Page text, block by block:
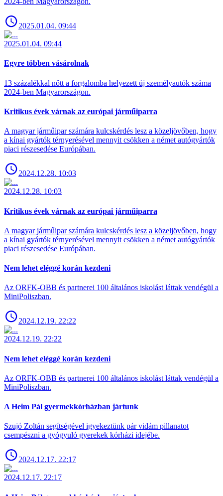
2025.01.04. 09:44
2025.01.04. 09:44
Egyre többen vásárolnak
13 százalékkal nőtt a forgalomba helyezett új személyautók száma
2024-ben Magyarországon.
Kritikus évek várnak az európai járműiparra
A magyar járműipar számára kulcskérdés lesz a közeljövőben, hogy
a kínai gyártók térnyerésével mennyit csökken a német autógyártók
piaci részesedése Európában.
2024.12.28. 10:03
2024.12.28. 10:03
Kritikus évek várnak az európai járműiparra
A magyar járműipar számára kulcskérdés lesz a közeljövőben, hogy
a kínai gyártók térnyerésével mennyit csökken a német autógyártók
piaci részesedése Európában.
Nem lehet eléggé korán kezdeni
Az ORFK-OBB és partnerei 100 általános iskolást láttak vendégül a
MiniPoliszban.
2024.12.19. 22:22
2024.12.19. 22:22
Nem lehet eléggé korán kezdeni
Az ORFK-OBB és partnerei 100 általános iskolást láttak vendégül a
MiniPoliszban.
A Heim Pál gyermekkórházban jártunk
Szujó Zoltán segítségével igyekeztünk pár vidám pillanatot
csempészni a gyógyuló gyerekek kórházi idejébe.
2024.12.17. 22:17
2024.12.17. 22:17